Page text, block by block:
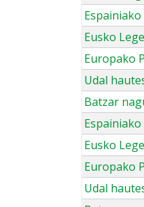
Eusko
Europako
Udal
Batzar
Eusko
Europako
Udal